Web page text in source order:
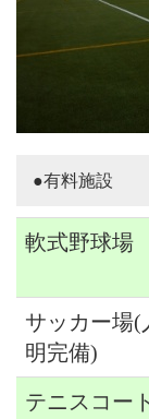
●有料施設
軟式野球場
サッカー場(
明完備)
テニスコー